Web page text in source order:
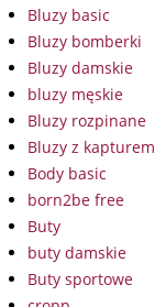
Bluzy basic
Bluzy bomberki
Bluzy damskie
bluzy męskie
Bluzy rozpinane
Bluzy z kapturem
Body basic
born2be free
Buty
buty damskie
Buty sportowe